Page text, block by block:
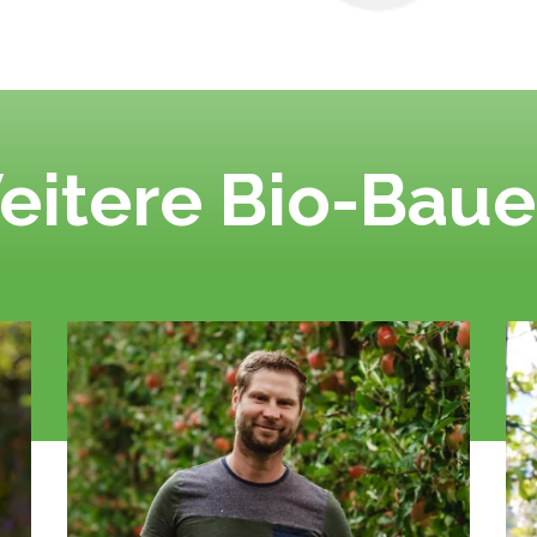
Bio-